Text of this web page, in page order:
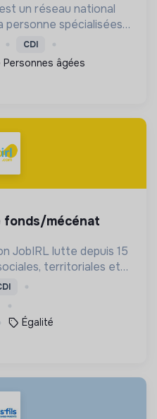
un réseau national
personne spécialisées
personnes âgées.
CDI
Personnes âgées
JobIRL lutte depuis 15
territoriales et
et l’insertion
Égalité